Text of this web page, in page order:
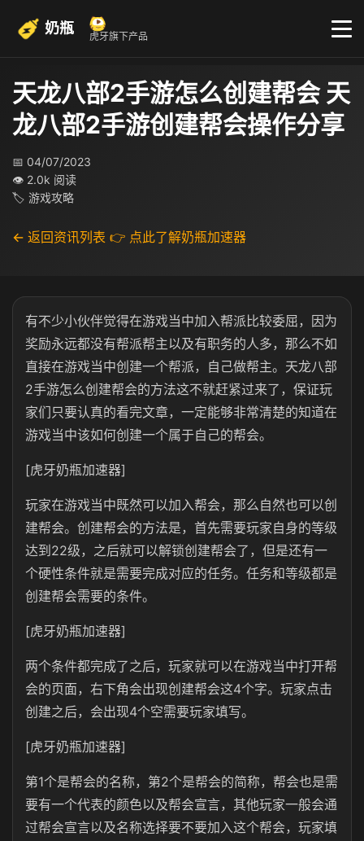
奶瓶 虎牙旗下产品
天龙八部2手游怎么创建帮会 天
龙八部2手游创建帮会操作分享
📅 04/07/2023
👁 2.0k 阅读
🏷 游戏攻略
← 返回资讯列表 👉 点此了解奶瓶加速器
有不少小伙伴觉得在游戏当中加入帮派比较委屈，因为
奖励永远都没有帮派帮主以及有职务的人多，那么不如
直接在游戏当中创建一个帮派，自己做帮主。天龙八部
2手游怎么创建帮会的方法这不就赶紧过来了，保证玩
家们只要认真的看完文章，一定能够非常清楚的知道在
游戏当中该如何创建一个属于自己的帮会。
[虎牙奶瓶加速器]
玩家在游戏当中既然可以加入帮会，那么自然也可以创
建帮会。创建帮会的方法是，首先需要玩家自身的等级
达到22级，之后就可以解锁创建帮会了，但是还有一
个硬性条件就是需要完成对应的任务。任务和等级都是
创建帮会需要的条件。
[虎牙奶瓶加速器]
两个条件都完成了之后，玩家就可以在游戏当中打开帮
会的页面，右下角会出现创建帮会这4个字。玩家点击
创建之后，会出现4个空需要玩家填写。
[虎牙奶瓶加速器]
第1个是帮会的名称，第2个是帮会的简称，帮会也是需
要有一个代表的颜色以及帮会宣言，其他玩家一般会通
过帮会宣言以及名称选择要不要加入这个帮会，玩家填